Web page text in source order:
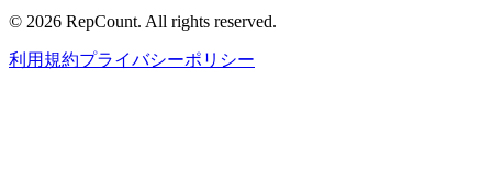
© 2026 RepCount. All rights reserved.
利用規約プライバシーポリシー